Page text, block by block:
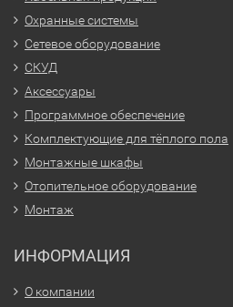
Охранные системы
Сетевое оборудование
СКУД
Аксессуары
Программное обеспечение
Комплектующие для тёплого пола
Монтажные шкафы
Отопительное оборудование
Монтаж
ИНФОРМАЦИЯ
О компании